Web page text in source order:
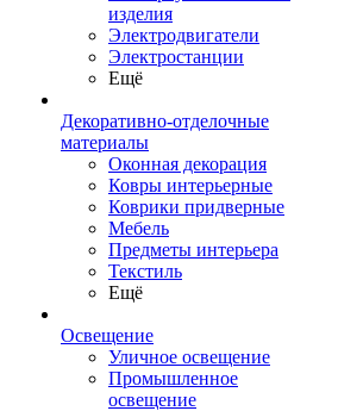
изделия
Электродвигатели
Электростанции
Ещё
Декоративно-отделочные
материалы
Оконная декорация
Ковры интерьерные
Коврики придверные
Мебель
Предметы интерьера
Текстиль
Ещё
Освещение
Уличное освещение
Промышленное
освещение